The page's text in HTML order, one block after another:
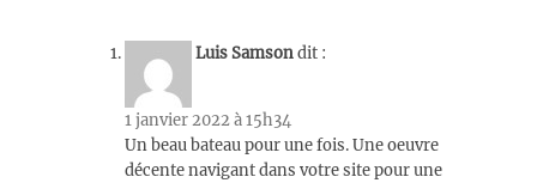
Luis Samsondit :
1 janvier 2022 à 15h34
Un beau bateau pour une fois. Une oeuvre
décente navigant dans votre site pour une